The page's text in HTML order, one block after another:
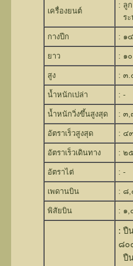
เครื่องยนต์
: ลู
ร
กางปีก : ๑
ยาว : ๑
สูง : ๓.
น้ำหนักเปล่า : -
น้ำหนักวิ่งขึ้นสูงสุด : ๓,
อัตราเร็วสูงสุด : ๔
อัตราเร็วเดินทาง : ๒
อัตราไต่ : -
เพดานบิน : ๘
พิสัยบิน : ๑,
: ปื
๘๐
ปื